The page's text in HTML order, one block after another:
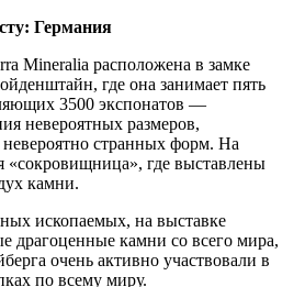
Германия
Mineralia расположена в замке
где она занимает пять
3500 экспонатов —
невероятных размеров,
странных форм. На
«сокровищница», где выставлены
камни.
ископаемых, на выставке
драгоценные камни со всего мира,
очень активно участвовали в
по всему миру.